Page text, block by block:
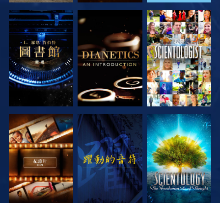
探索系列節目 探索系列節目 觀看
探索系列節目 觀看 探索系列節目